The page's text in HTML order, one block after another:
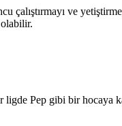
çalıştırmayı ve
Pep gibi bir hocaya